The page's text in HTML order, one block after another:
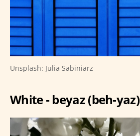
Unsplash: Julia Sabiniarz
White - beyaz (beh-yaz)